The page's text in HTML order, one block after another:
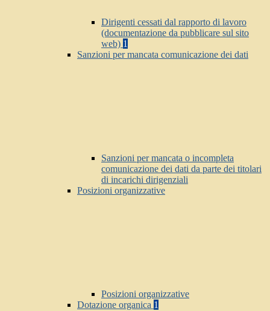
Dirigenti cessati dal rapporto di lavoro
(documentazione da pubblicare sul sito
web) 1
Sanzioni per mancata comunicazione dei dati
Sanzioni per mancata o incompleta
comunicazione dei dati da parte dei titolari
di incarichi dirigenziali
Posizioni organizzative
Posizioni organizzative
Dotazione organica 1